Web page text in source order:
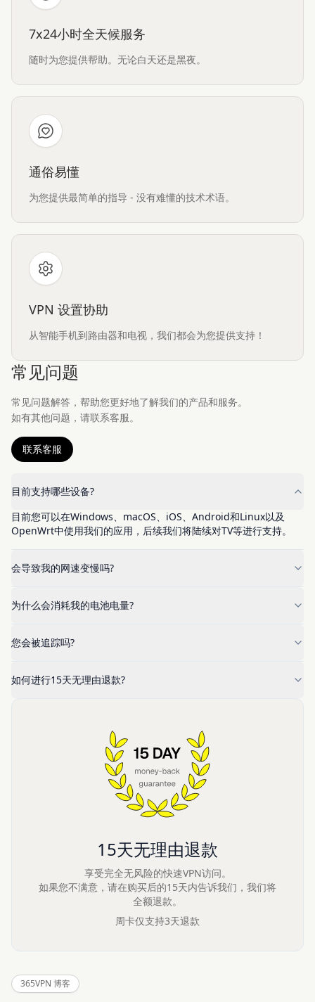
7x24小时全天候服务
随时为您提供帮助。无论白天还是黑夜。
通俗易懂
为您提供最简单的指导 - 没有难懂的技术术语。
VPN 设置协助
从智能手机到路由器和电视，我们都会为您提供支持！
常见问题
常见问题解答，帮助您更好地了解我们的产品和服务。
如有其他问题，请联系客服。
联系客服
目前支持哪些设备?
目前您可以在Windows、macOS、iOS、Android和Linux以及
OpenWrt中使用我们的应用，后续我们将陆续对TV等进行支持。
会导致我的网速变慢吗?
为什么会消耗我的电池电量?
您会被追踪吗?
如何进行15天无理由退款?
15天无理由退款
享受完全无风险的快速VPN访问。
如果您不满意，请在购买后的15天内告诉我们，我们将
全额退款。
周卡仅支持3天退款
365VPN 博客